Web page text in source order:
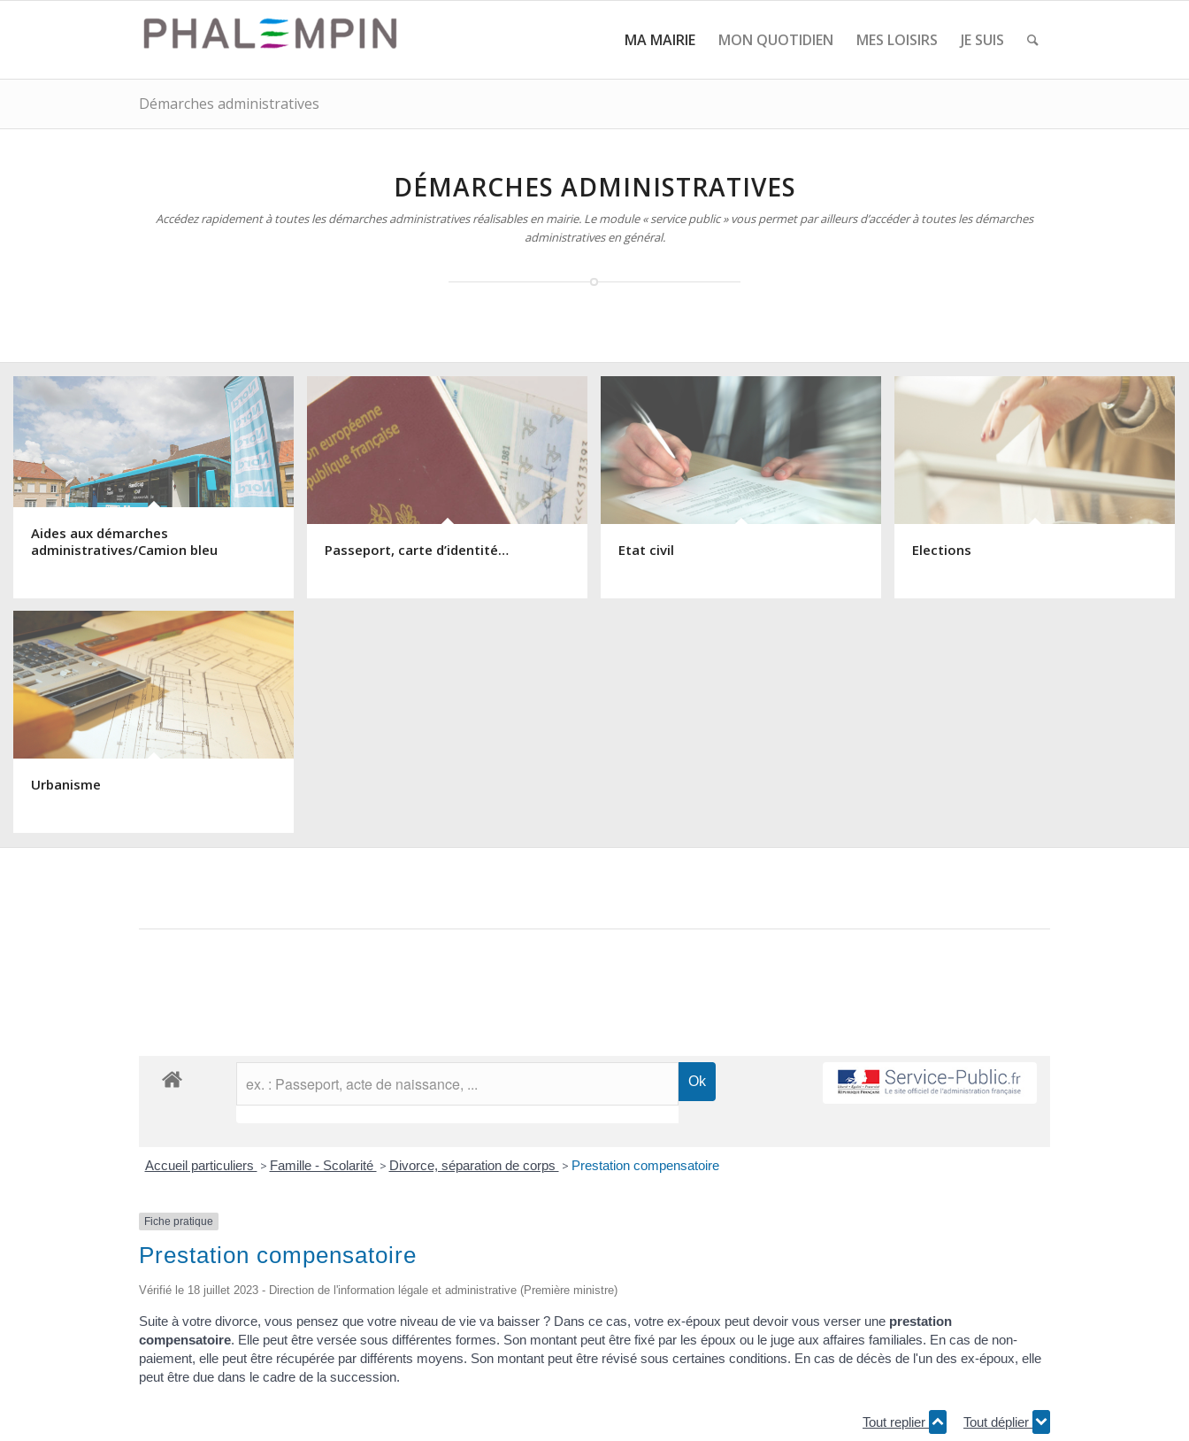
MA MAIRIE MON QUOTIDIEN MES LOISIRS JE SUIS
Démarches administratives
DÉMARCHES ADMINISTRATIVES
Accédez rapidement à toutes les démarches administratives réalisables en mairie. Le module « service public » vous permet par ailleurs d’accéder à toutes les démarches
administratives en général.
Aides aux démarches
administratives/Camion bleu
Passeport, carte d’identité… Etat civil Elections
Urbanisme
Accueil particuliers > Famille - Scolarité > Divorce, séparation de corps > Prestation compensatoire
Fiche pratique
Prestation compensatoire
Vérifié le 18 juillet 2023 - Direction de l'information légale et administrative (Première ministre)
Suite à votre divorce, vous pensez que votre niveau de vie va baisser ? Dans ce cas, votre ex-époux peut devoir vous verser une prestation
compensatoire. Elle peut être versée sous différentes formes. Son montant peut être fixé par les époux ou le juge aux affaires familiales. En cas de non-
paiement, elle peut être récupérée par différents moyens. Son montant peut être révisé sous certaines conditions. En cas de décès de l'un des ex-époux, elle
peut être due dans le cadre de la succession.
Tout replier Tout déplier